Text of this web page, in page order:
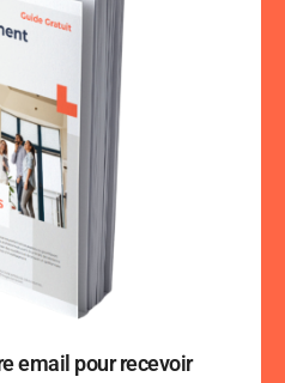
email pour recevoir